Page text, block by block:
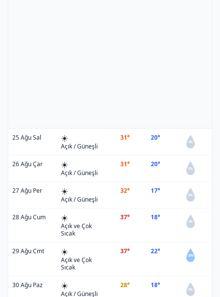
25 Ağu Sal ☀️
Açık / Güneşli
31° 20°
0%
26 Ağu Çar ☀️
Açık / Güneşli
31° 20°
0%
27 Ağu Per ☀️
Açık / Güneşli
32° 17°
0%
28 Ağu Cum ☀️
Açık ve Çok
Sıcak
37° 18°
0%
29 Ağu Cmt ☀️
Açık ve Çok
Sıcak
37° 22°
20%
30 Ağu Paz ☀️
Açık / Güneşli
28° 18°
0%